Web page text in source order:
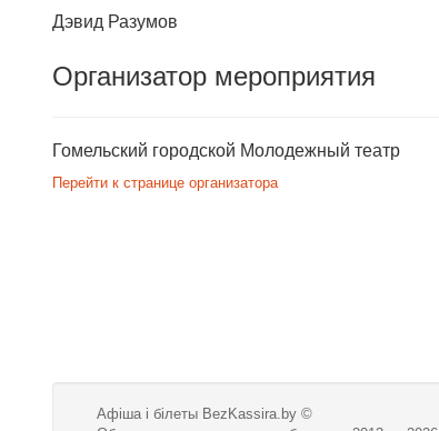
Дэвид Разумов
Организатор мероприятия
Гомельский городской Молодежный театр
Перейти к странице организатора
Афіша і білеты BezKassira.by ©